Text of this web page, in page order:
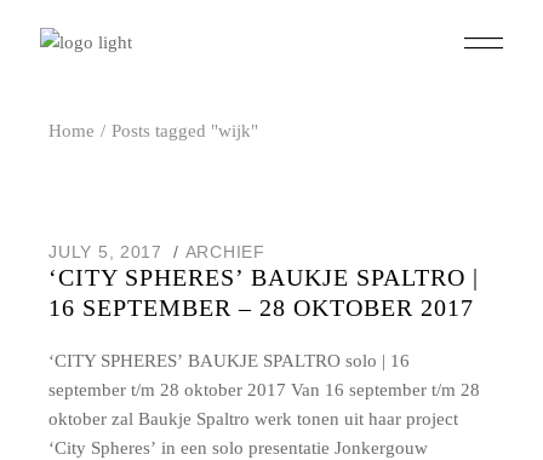
Home Posts tagged "wijk"
JULY 5, 2017 ARCHIEF
‘CITY SPHERES’ BAUKJE SPALTRO |
16 SEPTEMBER – 28 OKTOBER 2017
‘CITY SPHERES’ BAUKJE SPALTRO solo | 16
september t/m 28 oktober 2017 Van 16 september t/m 28
oktober zal Baukje Spaltro werk tonen uit haar project
‘City Spheres’ in een solo presentatie Jonkergouw